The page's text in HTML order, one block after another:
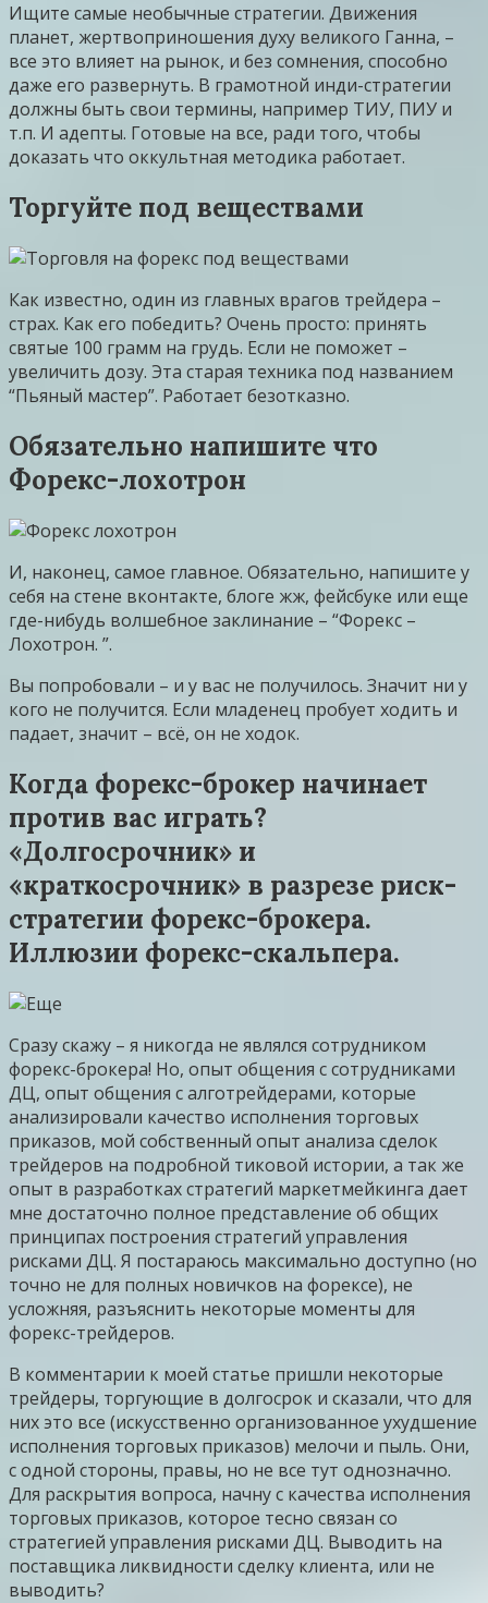
Ищите самые необычные стратегии. Движения
планет, жертвоприношения духу великого Ганна, –
все это влияет на рынок, и без сомнения, способно
даже его развернуть. В грамотной инди-стратегии
должны быть свои термины, например ТИУ, ПИУ и
т.п. И адепты. Готовые на все, ради того, чтобы
доказать что оккультная методика работает.
Торгуйте под веществами
Как известно, один из главных врагов трейдера –
страх. Как его победить? Очень просто: принять
святые 100 грамм на грудь. Если не поможет –
увеличить дозу. Эта старая техника под названием
“Пьяный мастер”. Работает безотказно.
Обязательно напишите что
Форекс-лохотрон
И, наконец, самое главное. Обязательно, напишите у
себя на стене вконтакте, блоге жж, фейсбуке или еще
где-нибудь волшебное заклинание – “Форекс –
Лохотрон. ”.
Вы попробовали – и у вас не получилось. Значит ни у
кого не получится. Если младенец пробует ходить и
падает, значит – всё, он не ходок.
Когда форекс-брокер начинает
против вас играть?
«Долгосрочник» и
«краткосрочник» в разрезе риск-
стратегии форекс-брокера.
Иллюзии форекс-скальпера.
Сразу скажу – я никогда не являлся сотрудником
форекс-брокера! Но, опыт общения с сотрудниками
ДЦ, опыт общения с алготрейдерами, которые
анализировали качество исполнения торговых
приказов, мой собственный опыт анализа сделок
трейдеров на подробной тиковой истории, а так же
опыт в разработках стратегий маркетмейкинга дает
мне достаточно полное представление об общих
принципах построения стратегий управления
рисками ДЦ. Я постараюсь максимально доступно (но
точно не для полных новичков на форексе), не
усложняя, разъяснить некоторые моменты для
форекс-трейдеров.
В комментарии к моей статье пришли некоторые
трейдеры, торгующие в долгосрок и сказали, что для
них это все (искусственно организованное ухудшение
исполнения торговых приказов) мелочи и пыль. Они,
с одной стороны, правы, но не все тут однозначно.
Для раскрытия вопроса, начну с качества исполнения
торговых приказов, которое тесно связан со
стратегией управления рисками ДЦ. Выводить на
поставщика ликвидности сделку клиента, или не
выводить?